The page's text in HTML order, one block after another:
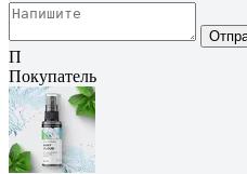
П
Покупатель